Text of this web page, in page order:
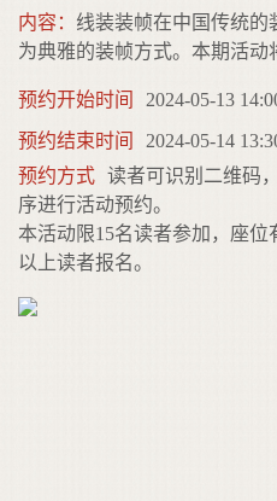
内容： 线装装帧在中国传统的
为典雅的装帧方式。本期活动
预约开始时间
2024-05-13
预约结束时间
2024-05-14
预约方式 读者可识别二维码
序进行活动预约。
本活动限15名读者参加，座
以上读者报名。